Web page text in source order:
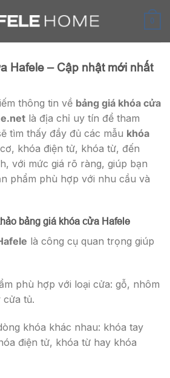
0
Hafele – Cập nhật mới nhất
thông tin về bảng giá khóa cửa
là địa chỉ uy tín để tham
tìm thấy đầy đủ các mẫu khóa
khóa điện tử, khóa từ, đến
với mức giá rõ ràng, giúp bạn
phẩm phù hợp với nhu cầu và
bảng giá khóa cửa Hafele
là công cụ quan trọng giúp
phù hợp với loại cửa: gỗ, nhôm
tủ.
khóa khác nhau: khóa tay
điện tử, khóa từ hay khóa